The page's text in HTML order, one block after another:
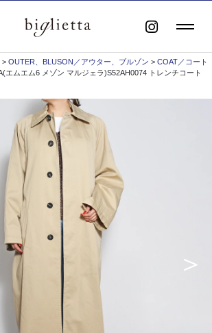
> OUTER、BLUSON／アウター、ブルゾン > COAT／コート
エムエム6 メゾン マルジェラ)S52AH0074 トレンチコート